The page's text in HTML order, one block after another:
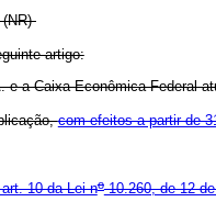
(NR)
artigo:
a Caixa Econômica Federal
com efeitos a partir de
10 da Lei no10.260, de 12